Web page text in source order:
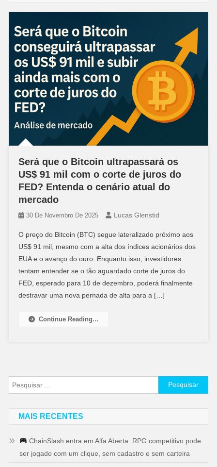
Será que o Bitcoin ultrapassará os
US$ 91 mil com o corte de juros do
FED? Entenda o cenário atual do
mercado
30 De Novembro De 2025 Lucas Glenstid
O preço do Bitcoin (BTC) segue lateralizado próximo aos
US$ 91 mil, mesmo com a alta dos índices acionários dos
EUA e o avanço do ouro. Enquanto isso, investidores
tentam entender se o tão aguardado corte de juros do
FED, esperado para 10 de dezembro, poderá finalmente
destravar uma nova pernada de alta para a […]
Continue Reading...
Pesquisar
por:
MAIS RECENTES
ChainSlash entra em Alfa Aberta: RPG competitivo pode
ser jogado com um clique, sem cadastro e sem carteira